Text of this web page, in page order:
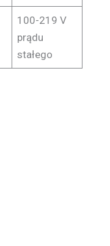
100-219 V
prądu
stałego